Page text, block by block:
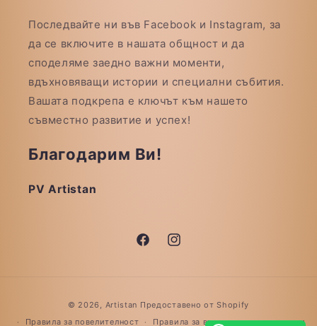
Последвайте ни във Facebook и Instagram, за
да се включите в нашата общност и да
споделяме заедно важни моменти,
вдъхновяващи истории и специални събития.
Вашата подкрепа е ключът към нашето
съвместно развитие и успех!
Благодарим Ви!
PV Artistan
FacebookInstagram
© 2026, Artistan Предоставено от Shopify
Правила за повелителност
Правила за възстановяване на суми